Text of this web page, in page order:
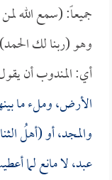
جميعاً: (سمع الله
وهو (ربنا لك
أي: المندوب أن
الأرض، وملء ما
والمجد، أو (أهلُ
عبد، لا مانع لما